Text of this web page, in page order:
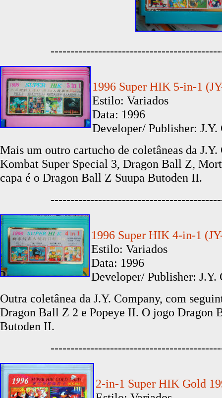
1996 Super HIK 5-in-1
Estilo: Variados
Data: 1996
Developer/ Publisher:
Mais um outro cartucho de coletâneas da
Kombat Super Special 3, Dragon Ball Z,
capa é o Dragon Ball Z Suupa Butoden II.
1996 Super HIK 4-in-1
Estilo: Variados
Data: 1996
Developer/ Publisher:
Outra coletânea da J.Y. Company, com
Dragon Ball Z 2 e Popeye II. O jogo Dragon
Butoden II.
2-in-1 Super HIK Gold